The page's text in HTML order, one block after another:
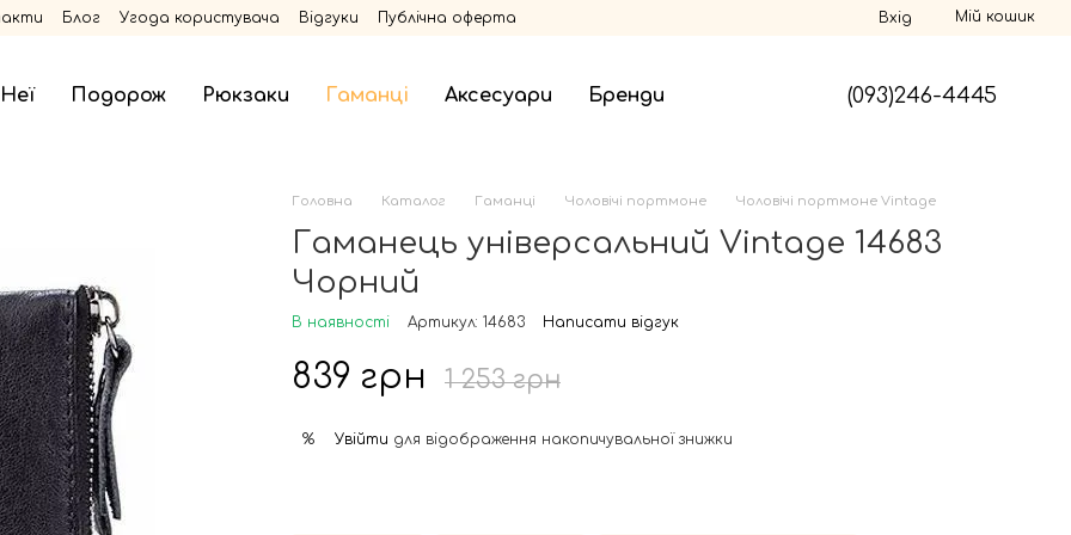
Блог Угода користувача Відгуки Публічна оферта Вхід Мій кошик
Подорож Рюкзаки Гаманці Аксесуари Бренди (093)246-4445
Головна Каталог Гаманці Чоловічі портмоне Чоловічі портмоне Vintage
Гаманець універсальний Vintage 14683
Чорний
В наявності Артикул: 14683 Написати відгук
839 грн 1 253 грн
% Увійти для відображення накопичувальної знижки